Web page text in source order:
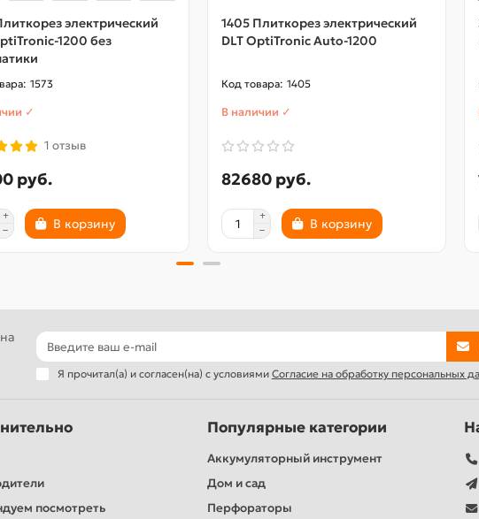
и 50 мм)
2 шт.
шт.
- 2шт.
электрический
1200 без
1573
✓
1 отзыв
руб.
В корзину
1405 Плиткорез электрический
DLT OptiTronic Auto-1200
1405
В наличии ✓
82680 руб.
В корзину
Я прочитал(а) и согласен(на) с условиями Согласие на обработку персональных
посмотреть
Популярные категории
Аккумуляторный инструмент
Дом и сад
Перфораторы